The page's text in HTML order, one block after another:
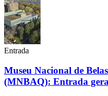
Entrada
Museu Nacional de
(MNBAQ): Entrada